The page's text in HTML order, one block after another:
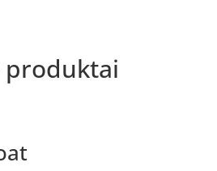
produktai